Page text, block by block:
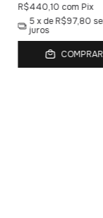
R$440,10 com Pix
5x deR$97,80
juros
COMPRAR